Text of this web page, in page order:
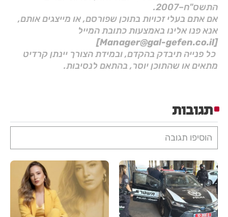
התשס"ח–2007.
אם אתם בעלי זכויות בתוכן שפורסם, או מייצגים אותם,
אנא פנו אלינו באמצעות כתובת המייל
[Manager@gal-gefen.co.il]
כל פנייה תיבדק בהקדם, ובמידת הצורך יינתן קרדיט
מתאים או שהתוכן יוסר, בהתאם לנסיבות.
תגובות
הוסיפו תגובה